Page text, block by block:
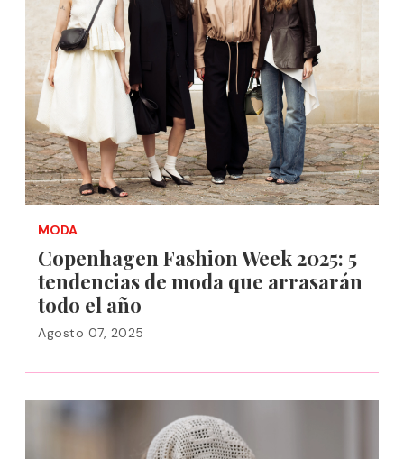
MODA
Copenhagen Fashion Week 2025: 5
tendencias de moda que arrasarán
todo el año
Agosto 07, 2025